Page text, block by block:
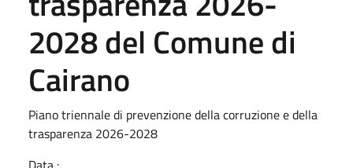
2028 del Comune di
Cairano
Piano triennale di prevenzione della corruzione e della
trasparenza 2026-2028